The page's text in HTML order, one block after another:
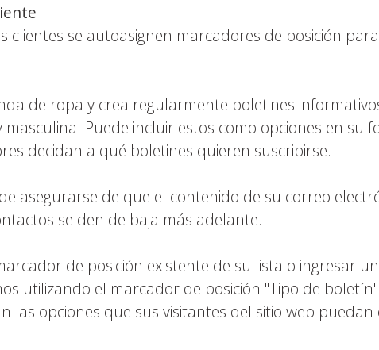
clientes se autoasignen marcadores de posición
de ropa y crea regularmente boletines
Puede incluir estos como opciones en su
decidan a qué boletines quieren suscribirse.
asegurarse de que el contenido de su correo
se den de baja más adelante.
de posición existente de su lista o ingresar
utilizando el marcador de posición "Tipo de
las opciones que sus visitantes del sitio web puedan